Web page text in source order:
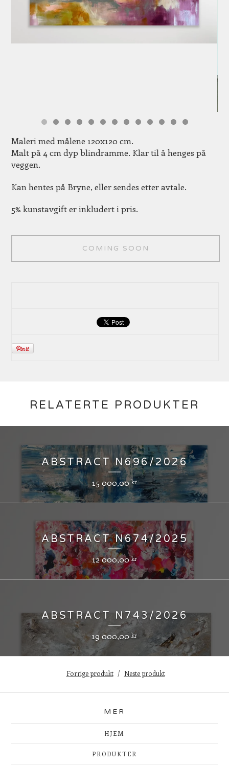
Maleri med målene 120x120 cm.
Malt på 4 cm dyp blindramme. Klar til å henges på
veggen.
Kan hentes på Bryne, eller sendes etter avtale.
5% kunstavgift er inkludert i pris.
COMING SOON
RELATERTE PRODUKTER
ABSTRACT N696/2026
15 000,00kr
ABSTRACT N674/2025
12 000,00kr
ABSTRACT N743/2026
19 000,00 kr
Forrige produkt Neste produkt
MER
HJEM
PRODUKTER